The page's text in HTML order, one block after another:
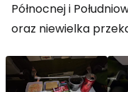
Północnej i
oraz niewielka